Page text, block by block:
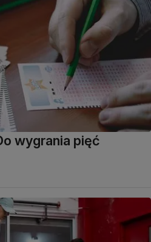
wygrania pięć